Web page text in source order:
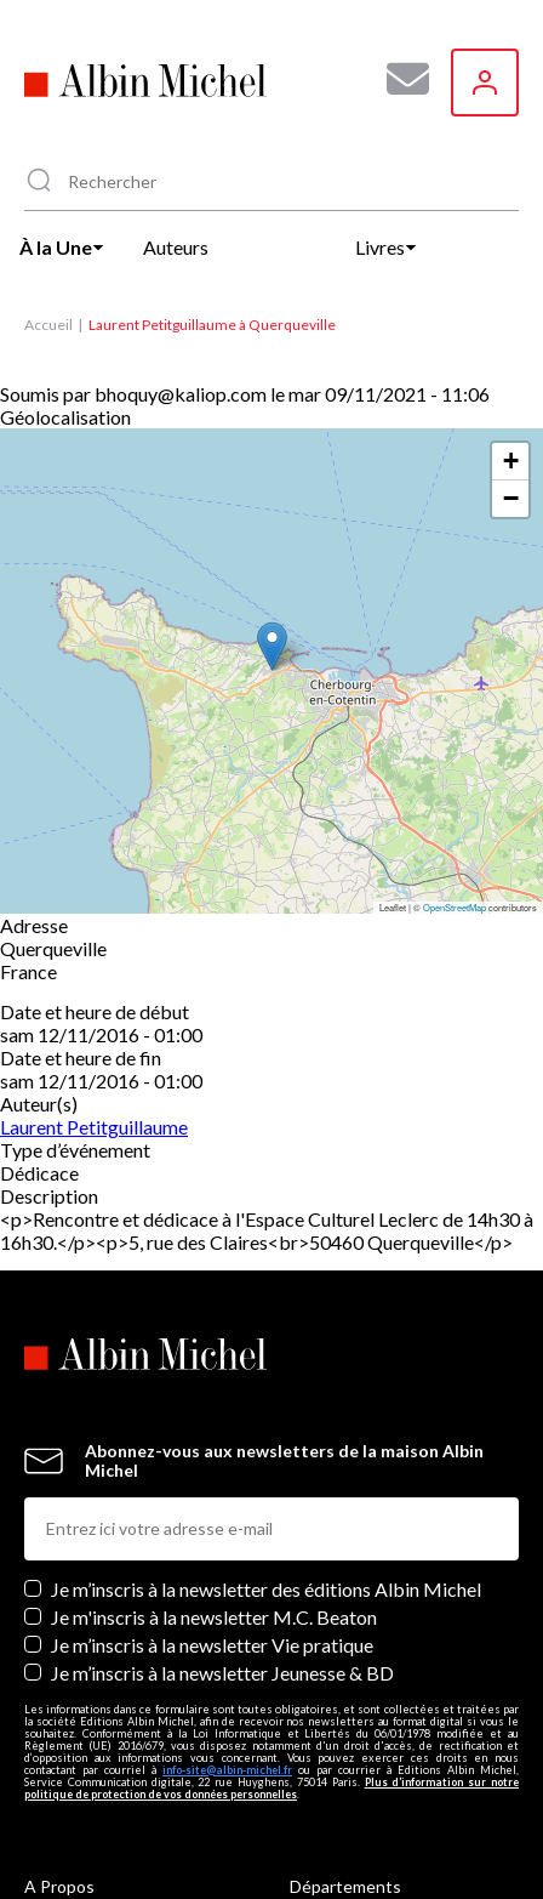
principal
À la Une Auteurs Livres
Accueil Laurent Petitguillaume à Querqueville
Soumis par bhoquy@kaliop.com lemar 09/11/2021 - 11:06
Géolocalisation
+
−
Leaflet | ©OpenStreetMapcontributors
Adresse
Querqueville
France
Date et heure de début
sam 12/11/2016 - 01:00
Date et heure de fin
sam 12/11/2016 - 01:00
Auteur(s)
Laurent Petitguillaume
Type d’événement
Dédicace
Description
<p>Rencontre et dédicace à l'Espace Culturel Leclerc de 14h30 à
16h30.</p><p>5, rue des Claires<br>50460 Querqueville</p>
Abonnez-vous aux newsletters de la maison Albin
Michel
Newsletters
Je m’inscris à la newsletter des éditions Albin Michel
Je m'inscris à la newsletter M.C. Beaton
Je m’inscris à la newsletter Vie pratique
Je m’inscris à la newsletter Jeunesse & BD
Les informations dans ce formulaire sont toutes obligatoires, et sont collectées et traitées par
la société Editions Albin Michel, afin de recevoir nos newsletters au format digital si vous le
souhaitez. Conformément à la Loi Informatique et Libertés du 06/01/1978 modifiée et au
Règlement (UE) 2016/679, vous disposez notamment d'un droit d'accès, de rectification et
d’opposition aux informations vous concernant. Vous pouvez exercer ces droits en nous
contactant par courriel à info-site@albin-michel.fr ou par courrier à Editions Albin Michel,
Service Communication digitale, 22 rue Huyghens, 75014 Paris. Plus d’information sur notre
politique de protection de vos données personnelles
A Propos Départements